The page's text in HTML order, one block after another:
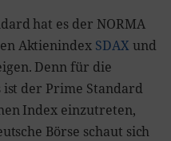
hat es der NORMA
Aktienindex SDAX und
Denn für die
der Prime Standard
Index einzutreten,
Börse schaut sich